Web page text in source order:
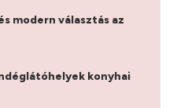
modern választás az
konyhai